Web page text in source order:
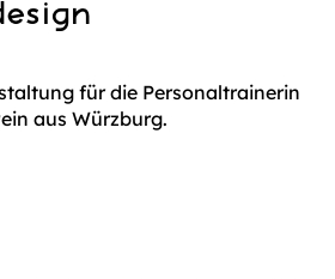
für die Personaltrainerin
aus Würzburg.